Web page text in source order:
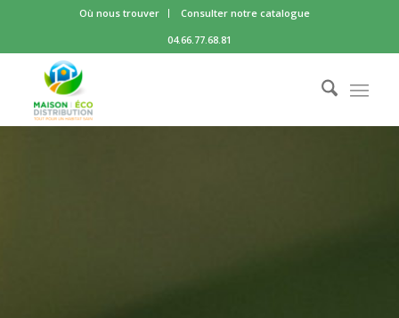
Où nous trouver
Consulter notre catalogue
04.66.77.68.81